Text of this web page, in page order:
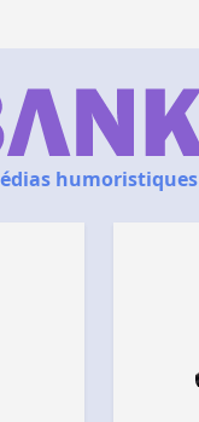
humoristiques